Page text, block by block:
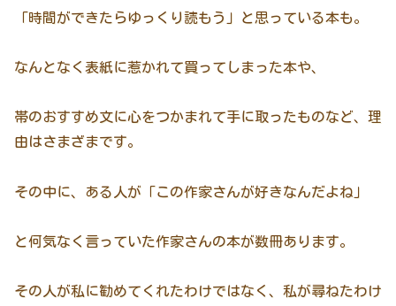
「時間ができたらゆっくり読もう」と思っている本も。
なんとなく表紙に惹かれて買ってしまった本や、
帯のおすすめ文に心をつかまれて手に取ったものなど、理
由はさまざまです。
その中に、ある人が「この作家さんが好きなんだよね」
と何気なく言っていた作家さんの本が数冊あります。
その人が私に勧めてくれたわけではなく、私が尋ねたわけ